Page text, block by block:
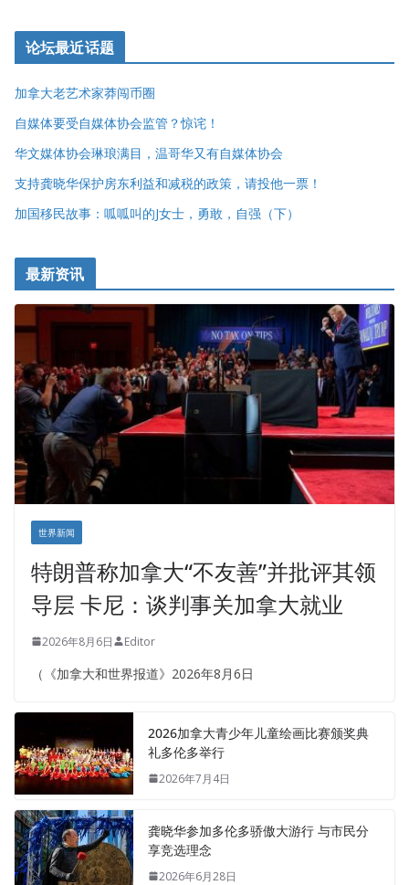
论坛最近话题
加拿大老艺术家莽闯币圈
自媒体要受自媒体协会监管？惊诧！
华文媒体协会琳琅满目，温哥华又有自媒体协会
支持龚晓华保护房东利益和减税的政策，请投他一票！
加国移民故事：呱呱叫的J女士，勇敢，自强（下）
最新资讯
世界新闻
特朗普称加拿大“不友善”并批评其领
导层 卡尼：谈判事关加拿大就业
2026年8月6日 Editor
（《加拿大和世界报道》2026年8月6日
2026加拿大青少年儿童绘画比赛颁奖典
礼多伦多举行
2026年7月4日
龚晓华参加多伦多骄傲大游行 与市民分
享竞选理念
2026年6月28日